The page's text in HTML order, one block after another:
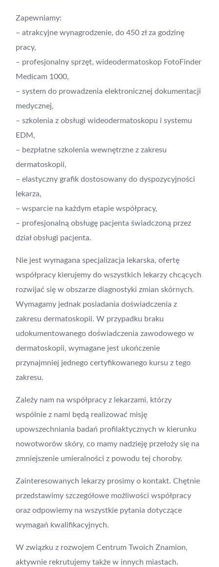
Zapewniamy:
– atrakcyjne wynagrodzenie, do 450 zł za godzinę
pracy,
– profesjonalny sprzęt, wideodermatoskop FotoFinder
Medicam 1000,
– system do prowadzenia elektronicznej dokumentacji
medycznej,
– szkolenia z obsługi wideodermatoskopu i systemu
EDM,
– bezpłatne szkolenia wewnętrzne z zakresu
dermatoskopii,
– elastyczny grafik dostosowany do dyspozycyjności
lekarza,
– wsparcie na każdym etapie współpracy,
– profesjonalną obsługę pacjenta świadczoną przez
dział obsługi pacjenta.
Nie jest wymagana specjalizacja lekarska, ofertę
współpracy kierujemy do wszystkich lekarzy chcących
rozwijać się w obszarze diagnostyki zmian skórnych.
Wymagamy jednak posiadania doświadczenia z
zakresu dermatoskopii. W przypadku braku
udokumentowanego doświadczenia zawodowego w
dermatoskopii, wymagane jest ukończenie
przynajmniej jednego certyfikowanego kursu z tego
zakresu.
Zależy nam na współpracy z lekarzami, którzy
wspólnie z nami będą realizować misję
upowszechniania badań profilaktycznych w kierunku
nowotworów skóry, co mamy nadzieję przełoży się na
zmniejszenie umieralności z powodu tej choroby.
Zainteresowanych lekarzy prosimy o kontakt. Chętnie
przedstawimy szczegółowe możliwości współpracy
oraz odpowiemy na wszystkie pytania dotyczące
wymagań kwalifikacyjnych.
W związku z rozwojem Centrum Twoich Znamion,
aktywnie rekrutujemy także w innych miastach.